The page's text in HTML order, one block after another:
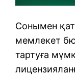
Сонымен
мемлекет
тартуға